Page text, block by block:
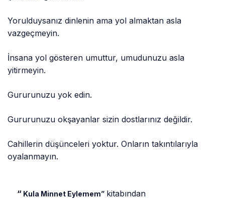
Yorulduysanız dinlenin ama yol almaktan asla
vazgeçmeyin.
İnsana yol gösteren umuttur, umudunuzu asla
yitirmeyin.
Gururunuzu yok edin.
Gururunuzu okşayanlar sizin dostlarınız değildir.
Cahillerin düşünceleri yoktur. Onların takıntılarıyla
oyalanmayın.
“ Kula Minnet Eylemem” kitabından